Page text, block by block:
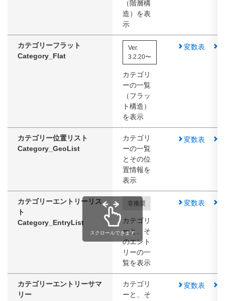
（階層構
造）を表
示
カテゴリーフラット
Category_Flat
Ver.
3.2.20〜
カテゴリ
ーの一覧
（フラッ
ト構造）
を表示
変数表
カテゴリー位置リスト
Category_GeoList
カテゴリ
ーの一覧
とその位
置情報を
表示
変数表
カテゴリーエントリーリス
ト
Category_EntryList
非推奨
カテゴリ
ーと、そ
のエント
リーの一
覧を表示
変数表
カテゴリーエントリーサマ
リー
カテゴリ
ーと、そ
変数表
スクロールできます